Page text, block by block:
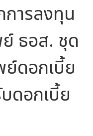
การลงทุน
ธอส. ชุด
ดอกเบี้ย
ดอกเบี้ย